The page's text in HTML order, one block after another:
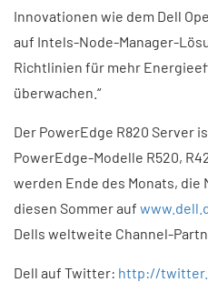
Innovationen wie dem Dell
auf Intels-Node-Manager-
Richtlinien für mehr
überwachen.“
Der PowerEdge R820 Server
PowerEdge-Modelle R520,
werden Ende des Monats, die
diesen Sommer auf
Dells weltweite Channel-
Dell auf Twitter: http://